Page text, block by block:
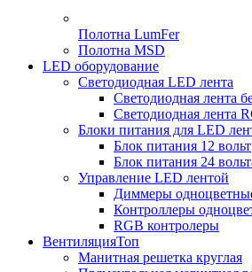
Полотна LumFer
Полотна MSD
LED оборудование
Светодиодная LED лента
Светодиодная лента
Светодиодная лента
Блоки питания для LED
Блок питания 12 вольт
Блок питания 24
Управление LED лентой
Диммеры
Контроллеры
RGB контролеры
ВентиляцияТоп
Манитная решетка круглая